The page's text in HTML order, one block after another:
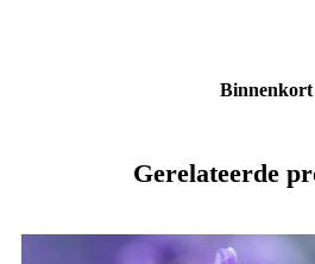
Binnenkort
Gerelateerde